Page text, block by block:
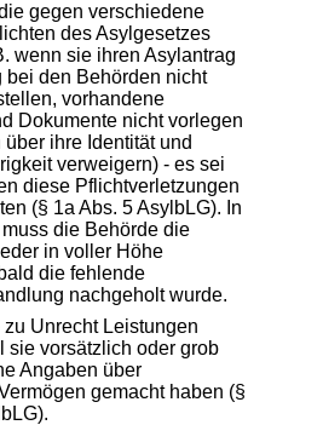
gegen verschiedene
des Asylgesetzes
wenn sie ihren Asylantrag
bei den Behörden nicht
vorhandene
Dokumente nicht vorlegen
ihre Identität und
verweigern) - es sei
diese Pflichtverletzungen
(§ 1a Abs. 5 AsylbLG). In
die Behörde die
in voller Höhe
die fehlende
nachgeholt wurde.
Unrecht Leistungen
sie vorsätzlich oder grob
Angaben über
gemacht haben (§